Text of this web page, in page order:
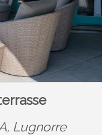
Lugnorre